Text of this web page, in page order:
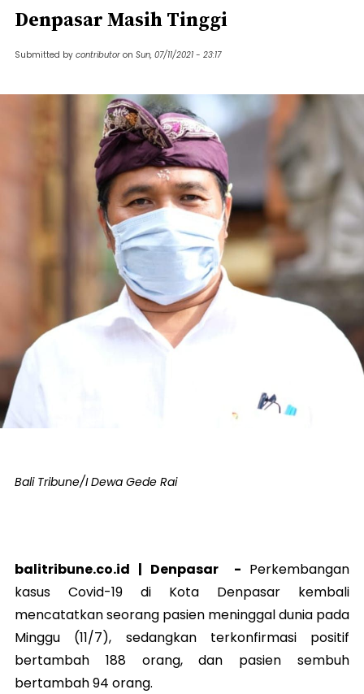
Denpasar Masih Tinggi
Submitted by contributor on Sun, 07/11/2021 - 23:17
Bali Tribune/I Dewa Gede Rai
balitribune.co.id | Denpasar - Perkembangan
kasus Covid-19 di Kota Denpasar kembali
mencatatkan seorang pasien meninggal dunia pada
Minggu (11/7), sedangkan terkonfirmasi positif
bertambah 188 orang, dan pasien sembuh
bertambah 94 orang.